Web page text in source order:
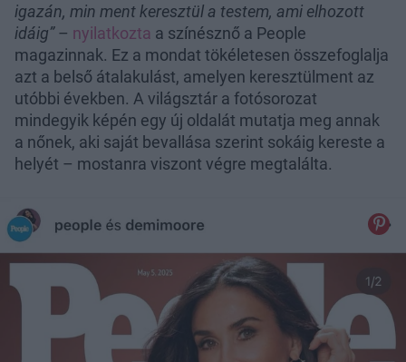
igazán, min ment keresztül a testem, ami elhozott
idáig”– nyilatkozta a színésznő a People
magazinnak. Ez a mondat tökéletesen összefoglalja
azt a belső átalakulást, amelyen keresztülment az
utóbbi években. A világsztár a fotósorozat
mindegyik képén egy új oldalát mutatja meg annak
a nőnek, aki saját bevallása szerint sokáig kereste a
helyét – mostanra viszont végre megtalálta.